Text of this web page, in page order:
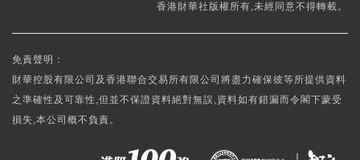
香港財華社版權所有,未經同意不得轉載。
免責聲明：
財華控股有限公司及香港聯合交易所有限公司將盡力確保彼等所提供資料
之準確性及可靠性,但並不保證資料絕對無誤,資料如有錯漏而令閣下蒙受
損失,本公司概不負責。